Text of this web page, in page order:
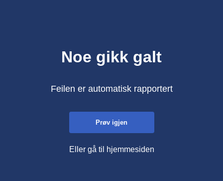
Noe gikk galt
Feilen er automatisk rapportert
Prøv igjen
Eller gå til hjemmesiden